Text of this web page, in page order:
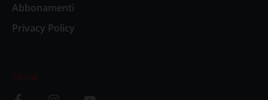
Abbonamenti
Privacy Policy
Social